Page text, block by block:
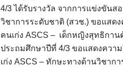
4/3 ได้รับรางวัล จากการแข่งขันส
วิชาการระดับชาติ (สวช.) ขอแสด
คนเก่ง ASCS – เด็กหญิงสุทธิกา
ประถมศึกษาปีที่ 4/3 ขอแสดงควา
เก่ง ASCS – ทักษะทางด้านวิชาก